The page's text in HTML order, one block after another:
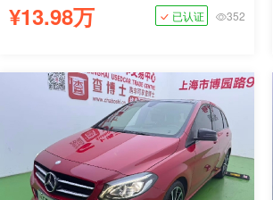
¥13.98万 已认证 352